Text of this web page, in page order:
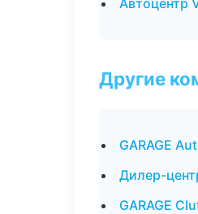
Автоцентр
Другие
GARAGE
Дилер-
GARAGE